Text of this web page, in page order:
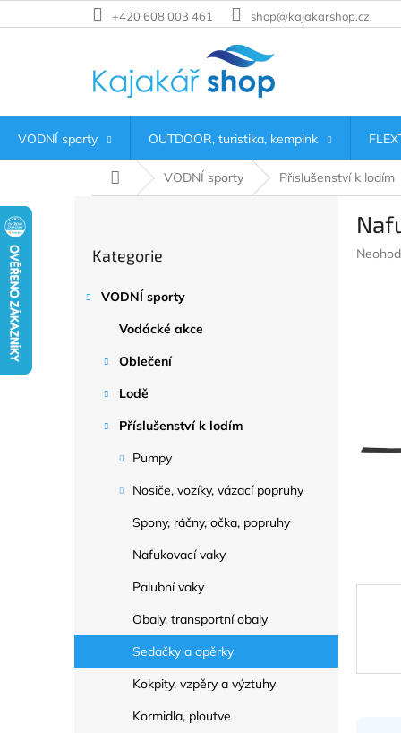
na
+420 608 003 461 shop@kajakarshop.cz
VODNÍ sporty OUTDOOR, turistika, kempink
Domů VODNÍ sporty Příslušenství k lodím
kategorie
Kategorie
VODNÍ sporty
Vodácké akce
Oblečení
Lodě
Příslušenství k lodím
Pumpy
Nosiče, vozíky, vázací popruhy
Spony, ráčny, očka, popruhy
Nafukovací vaky
Palubní vaky
Obaly, transportní obaly
Sedačky a opěrky
Kokpity, vzpěry a výztuhy
Kormidla, ploutve